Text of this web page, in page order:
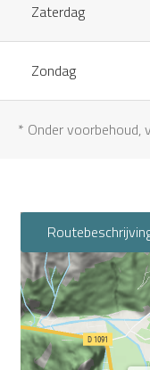
Zaterdag
Zondag
* Onder voorbehoud,